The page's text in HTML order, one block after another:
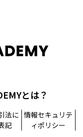
とは？
法に
記
情報セキュリテ
ィポリシー